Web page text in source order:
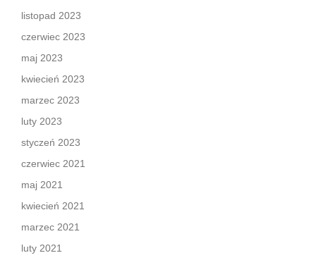
listopad 2023
czerwiec 2023
maj 2023
kwiecień 2023
marzec 2023
luty 2023
styczeń 2023
czerwiec 2021
maj 2021
kwiecień 2021
marzec 2021
luty 2021